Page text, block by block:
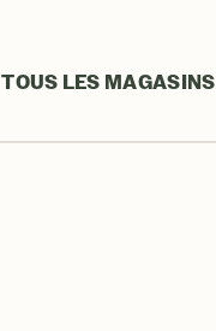
TOUS LES MAGASINS